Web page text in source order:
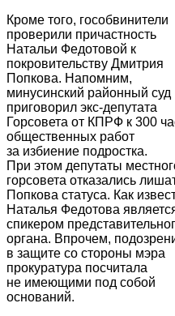
Кроме того, гособвинители
проверили причастность
Натальи Федотовой к
покровительству Дмитрия
Попкова. Напомним,
минусинский районный суд
приговорил экс-депутата
Горсовета от КПРФ к 300
общественных работ
за избиение подростка.
При этом депутаты
горсовета отказались
Попкова статуса. Как
Наталья Федотова
спикером
органа. Впрочем,
в защите со стороны мэра
прокуратура посчитала
не имеющими под собой
оснований.